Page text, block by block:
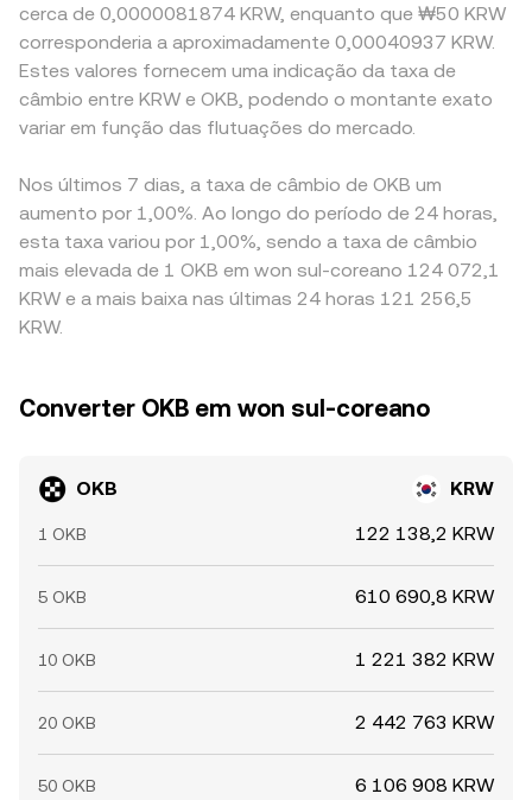
cerca de 0,0000081874 KRW, enquanto que ₩50 KRW
corresponderia a aproximadamente 0,00040937 KRW.
Estes valores fornecem uma indicação da taxa de
câmbio entre KRW e OKB, podendo o montante exato
variar em função das flutuações do mercado.
Nos últimos 7 dias, a taxa de câmbio de OKB um
aumento por 1,00%. Ao longo do período de 24 horas,
esta taxa variou por 1,00%, sendo a taxa de câmbio
mais elevada de 1 OKB em won sul-coreano 124 072,1
KRW e a mais baixa nas últimas 24 horas 121 256,5
KRW.
Converter OKB em won sul-coreano
OKB KRW
1 OKB 122 138,2 KRW
5 OKB 610 690,8 KRW
10 OKB 1 221 382 KRW
20 OKB 2 442 763 KRW
50 OKB 6 106 908 KRW